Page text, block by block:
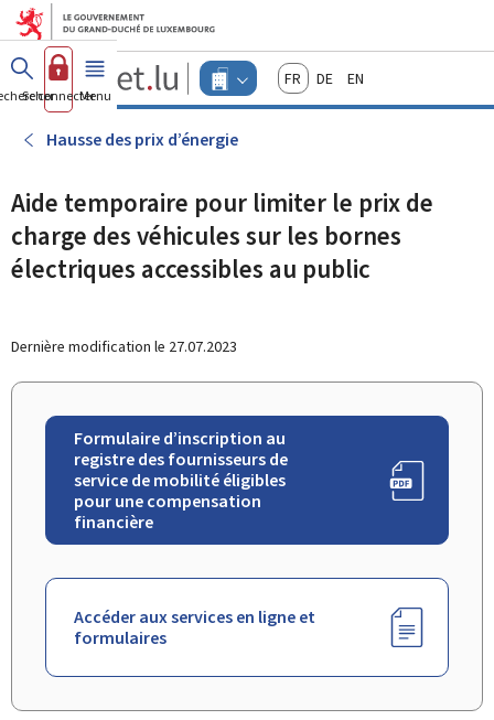
Aller au menu principal
Aller au contenu
Guichet.lu
Changer
d'espace
Menu
actif
FrançaisDeutschEnglish
Se connecterMenu principal
Hausse des prix d’énergie
Aide temporaire pour limiter le prix de
charge des véhicules sur les bornes
électriques accessibles au public
Dernière modification le 27.07.2023
Formulaire d’inscription au
registre des fournisseurs de
service de mobilité éligibles
pour une compensation
financière
Accéder aux services en ligne et
formulaires